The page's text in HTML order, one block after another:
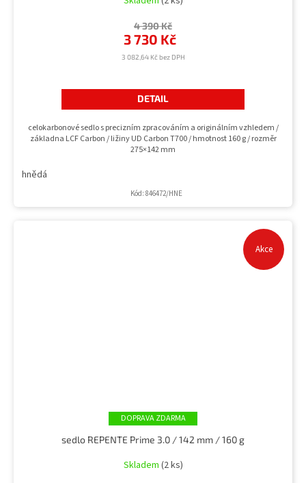
3 082,64 Kč bez DPH
3 730 Kč
4 390 Kč
DETAIL
celokarbonové sedlo s precizním zpracováním a originálním vzhledem /
základna LCF Carbon / ližiny UD Carbon T700 / hmotnost 160 g / rozměr
275×142 mm
hnědá
Kód: 846472/HNE
Akce
ZDARMA
sedlo REPENTE Prime 3.0 / 142 mm / 160 g
Skladem (2 ks)